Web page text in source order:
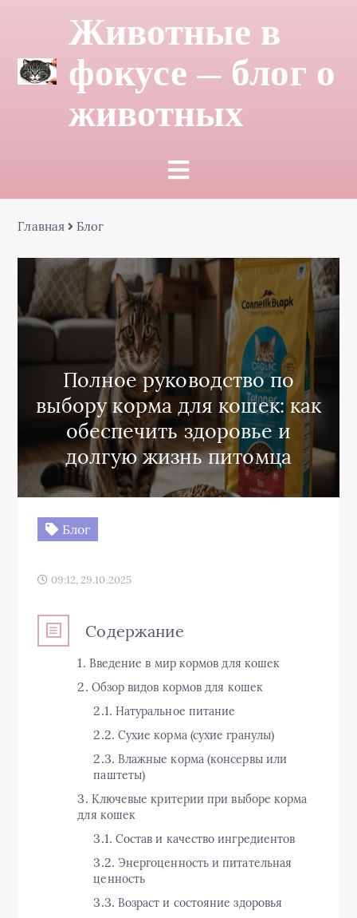
Животные в
фокусе — блог о
животных
Главная Блог
Полное руководство по
выбору корма для кошек: как
обеспечить здоровье и
долгую жизнь питомца
Блог
09:12, 29.10.2025
Содержание
Введение в мир кормов для кошек
Обзор видов кормов для кошек
Натуральное питание
Сухие корма (сухие гранулы)
Влажные корма (консервы или
паштеты)
Ключевые критерии при выборе корма
для кошек
Состав и качество ингредиентов
Энергоценность и питательная
ценность
Возраст и состояние здоровья